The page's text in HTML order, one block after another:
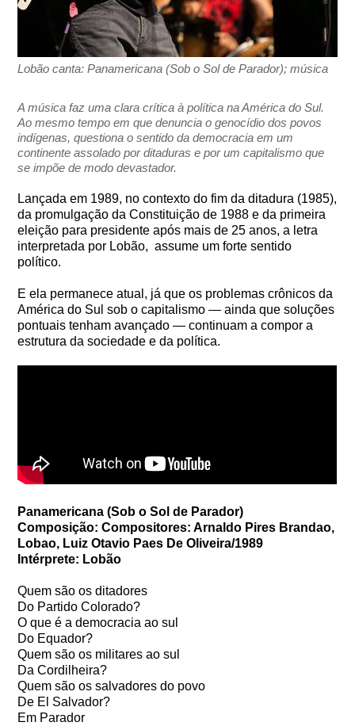
Lobão canta: Panamericana (Sob o Sol de Parador); música
A música faz uma clara crítica à política na América do Sul.
Ao mesmo tempo em que denuncia o genocídio dos povos
indígenas, questiona o sentido da democracia em um
continente assolado por ditaduras e por um capitalismo que
se impõe de modo devastador.
Lançada em 1989, no contexto do fim da ditadura (1985),
da promulgação da Constituição de 1988 e da primeira
eleição para presidente após mais de 25 anos, a letra
interpretada por Lobão, assume um forte sentido
político.
E ela permanece atual, já que os problemas crônicos da
América do Sul sob o capitalismo — ainda que soluções
pontuais tenham avançado — continuam a compor a
estrutura da sociedade e da política.
Panamericana (Sob o Sol de Parador)
Composição: Compositores: Arnaldo Pires Brandao,
Lobao, Luiz Otavio Paes De Oliveira/1989
Intérprete: Lobão
Quem são os ditadores
Do Partido Colorado?
O que é a democracia ao sul
Do Equador?
Quem são os militares ao sul
Da Cordilheira?
Quem são os salvadores do povo
De El Salvador?
Em Parador